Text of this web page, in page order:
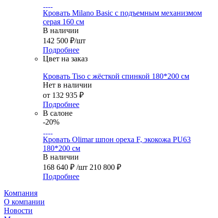
Кровать Milano Basic с подъемным механизмом
серая 160 см
В наличии
142 500 ₽/шт
Подробнее
Цвет на заказ
Кровать Tiso с жёсткой спинкой 180*200 см
Нет в наличии
от 132 935 ₽
Подробнее
В салоне
-20%
Кровать Olimar шпон ореха F, экокожа PU63
180*200 см
В наличии
168 640 ₽ /шт 210 800 ₽
Подробнее
Компания
О компании
Новости